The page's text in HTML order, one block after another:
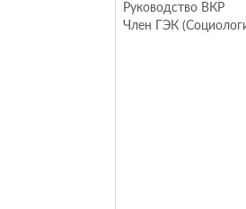
Руководство ВКР
Член ГЭК